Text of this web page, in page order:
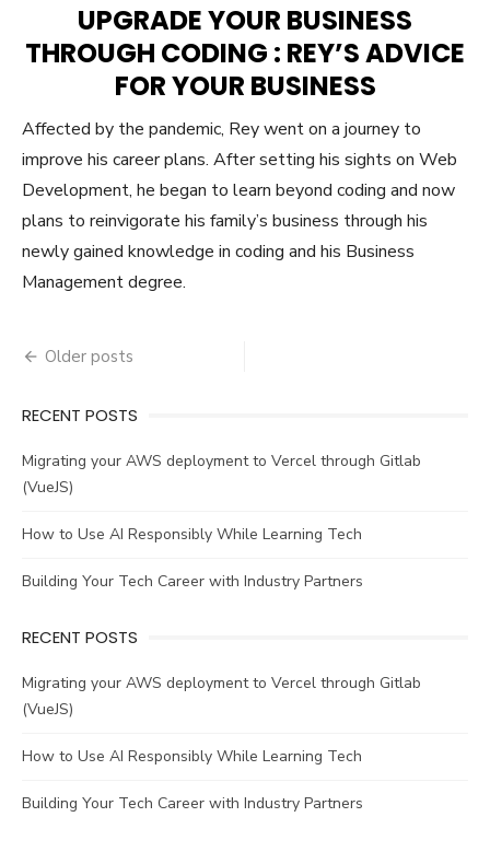
UPGRADE YOUR BUSINESS
THROUGH CODING : REY’S ADVICE
FOR YOUR BUSINESS
Affected by the pandemic, Rey went on a journey to
improve his career plans. After setting his sights on Web
Development, he began to learn beyond coding and now
plans to reinvigorate his family’s business through his
newly gained knowledge in coding and his Business
Management degree.
Posts
Older posts
RECENT POSTS
Migrating your AWS deployment to Vercel through Gitlab
(VueJS)
How to Use AI Responsibly While Learning Tech
Building Your Tech Career with Industry Partners
RECENT POSTS
Migrating your AWS deployment to Vercel through Gitlab
(VueJS)
How to Use AI Responsibly While Learning Tech
Building Your Tech Career with Industry Partners